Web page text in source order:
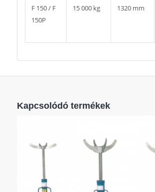
F 150 / F
150P
15 000 kg 1320 mm
Kapcsolódó termékek